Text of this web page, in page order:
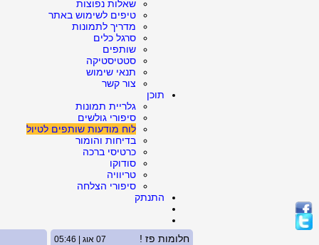
שאלות נפוצות
טיפים לשימוש באתר
מדריך לתמונות
סרגל כלים
שותפים
סטטיסטיקה
תנאי שימוש
צור קשר
תוכן
גלריית תמונות
סיפורי גולשים
לוח מודעות שותפים לטיול
בדיחות והומור
כרטיסי ברכה
סודוקו
טריוויה
סיפורי הצלחה
התנתק
חלומות פז ! 07 אוג | 05:46